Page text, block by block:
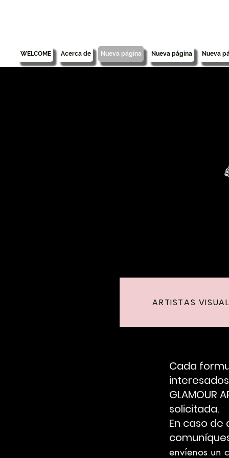
WELCOME Acerca de Nueva página Nueva página Nueva
ARTISTAS
Cada
GLAMOUR
solicitada.
En caso
envíenos un